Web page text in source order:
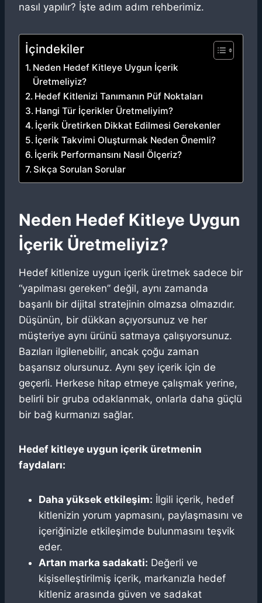
nasıl yapılır? İşte adım adım rehberimiz.
İçindekiler
Neden Hedef Kitleye Uygun İçerik
Üretmeliyiz?
Hedef Kitlenizi Tanımanın Püf Noktaları
Hangi Tür İçerikler Üretmeliyim?
İçerik Üretirken Dikkat Edilmesi Gerekenler
İçerik Takvimi Oluşturmak Neden Önemli?
İçerik Performansını Nasıl Ölçeriz?
Sıkça Sorulan Sorular
Neden Hedef Kitleye Uygun
İçerik Üretmeliyiz?
Hedef kitlenize uygun içerik üretmek sadece bir
“yapılması gereken” değil, aynı zamanda
başarılı bir dijital stratejinin olmazsa olmazıdır.
Düşünün, bir dükkan açıyorsunuz ve her
müşteriye aynı ürünü satmaya çalışıyorsunuz.
Bazıları ilgilenebilir, ancak çoğu zaman
başarısız olursunuz. Aynı şey içerik için de
geçerli. Herkese hitap etmeye çalışmak yerine,
belirli bir gruba odaklanmak, onlarla daha güçlü
bir bağ kurmanızı sağlar.
Hedef kitleye uygun içerik üretmenin
faydaları:
Daha yüksek etkileşim: İlgili içerik, hedef
kitlenizin yorum yapmasını, paylaşmasını ve
içeriğinizle etkileşimde bulunmasını teşvik
eder.
Artan marka sadakati: Değerli ve
kişiselleştirilmiş içerik, markanızla hedef
kitleniz arasında güven ve sadakat